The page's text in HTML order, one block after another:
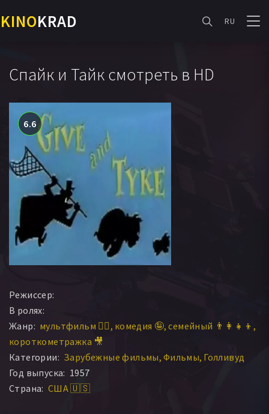
KINOKRAD RU
Спайк и Тайк смотреть в HD
6.6
Режиссер:
В ролях:
Жанр: мультфильм 🧚‍♀️ комедия 🤪 семейный 👨‍👩‍👧‍👦
короткометражка 🎥
Категории: Зарубежные фильмы Фильмы Голливуд
Год выпуска: 1957
Страна: США 🇺🇸